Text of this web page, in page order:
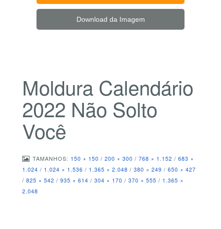
Download da Imagem
Moldura Calendário
2022 Não Solto
Você
TAMANHOS: 150 × 150 / 200 × 300 / 768 × 1.152 / 683 ×
1.024 / 1.024 × 1.536 / 1.365 × 2.048 / 380 × 249 / 650 × 427
/ 825 × 542 / 935 × 614 / 304 × 170 / 370 × 555 / 1.365 ×
2.048